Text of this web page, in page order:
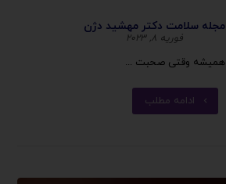
مجله سلامت دکتر مهشید دژن
فوریه ۸, ۲۰۲۳
همیشه وقتی صحبت ...
ادامه مطلب